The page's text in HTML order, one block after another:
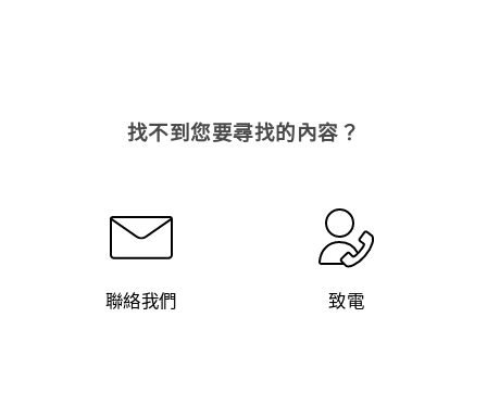
找不到您要尋找的內容？
聯絡我們 致電